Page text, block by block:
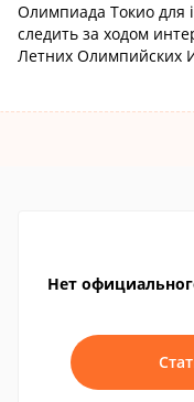
Олимпиада Токио для
следить за ходом
Летних Олимпийских
Нет